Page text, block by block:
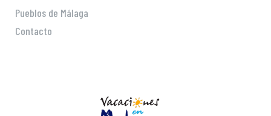
Pueblos de Málaga
Contacto